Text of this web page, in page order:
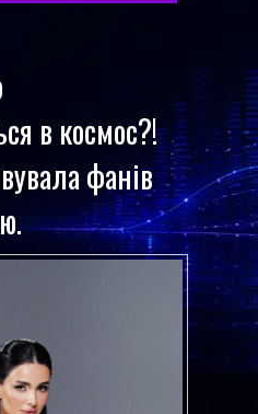
в космос?!
фанів